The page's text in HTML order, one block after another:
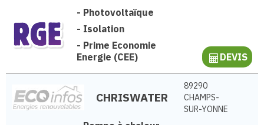
- Photovoltaïque
- Isolation
- Prime Economie
Energie (CEE)
DEVIS
CHRISWATER
89290
CHAMPS-
SUR-YONNE